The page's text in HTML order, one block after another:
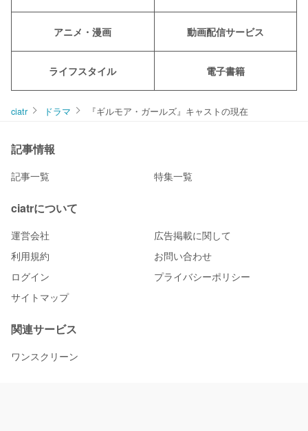
アニメ・漫画 動画配信サービス
ライフスタイル 電子書籍
ciatr ドラマ 『ギルモア・ガールズ』キャストの現在
記事情報
記事一覧 特集一覧
ciatrについて
運営会社
広告掲載に関して
利用規約
お問い合わせ
ログイン
プライバシーポリシー
サイトマップ
関連サービス
ワンスクリーン